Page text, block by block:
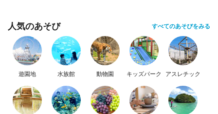
人気のあそび すべてのあそびをみる
遊園地 水族館 動物園 キッズパーク アスレチック